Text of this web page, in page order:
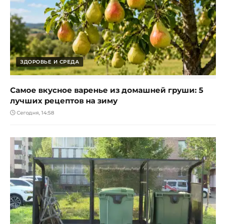
ЗДОРОВЬЕ И СРЕДА
Самое вкусное варенье из домашней груши: 5
лучших рецептов на зиму
Сегодня, 14:58